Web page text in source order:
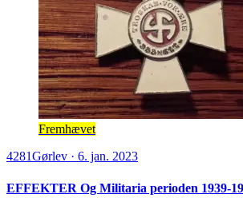
Fremhævet
4281Gørlev · 6. jan. 2023
EFFEKTER Og Militaria perioden 1939-